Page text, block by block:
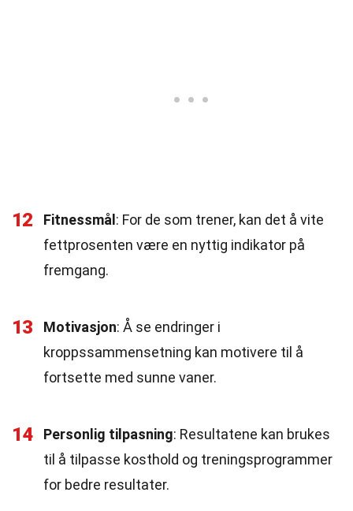
12 Fitnessmål : For de som trener, kan det å vite
fettprosenten være en nyttig indikator på
fremgang.
13 Motivasjon: Å se endringer i
kroppssammensetning kan motivere til å
fortsette med sunne vaner.
14 Personlig tilpasning: Resultatene kan brukes
til å tilpasse kosthold og treningsprogrammer
for bedre resultater.